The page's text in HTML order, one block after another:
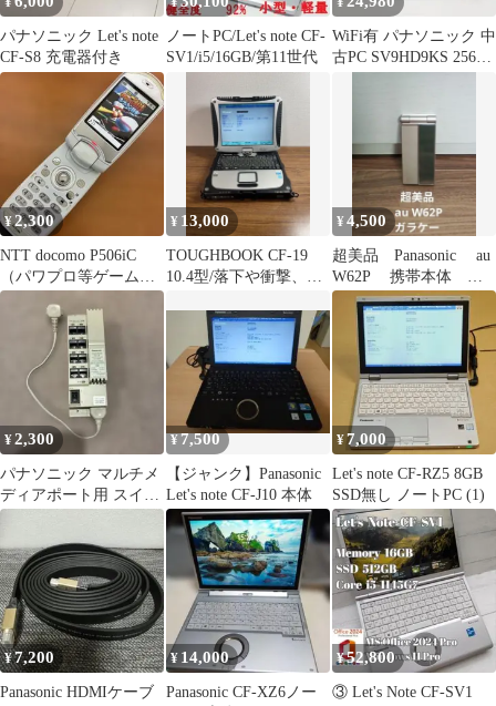
パナソニック Let's note
CF-S8 充電器付き
ノートPC/Let's note CF-
SV1/i5/16GB/第11世代
WiFi有 パナソニック 中
古PC SV9HD9KS 256G
¥2,300
NTT docomo P506iC
（パワプロ等ゲームア
プリあり）
¥ 13,000
TOUGHBOOK CF-19
10.4型/落下や衝撃、
¥4,500
超美品 Panasonic au
W62P 携帯本体 ガ
ラケー 希少 レア
¥2,300
パナソニック マルチメ
ディアポート用 スイッ
チングHUB
¥7,500
【ジャンク】Panasonic
Let's note CF-J10 本体
¥7,000
Let's note CF-RZ5 8GB
SSD無し ノートPC (1)
¥7,200
Panasonic HDMIケーブ
¥ 14,000
Panasonic CF-XZ6ノー
¥52,800
③ Let's Note CF-SV1